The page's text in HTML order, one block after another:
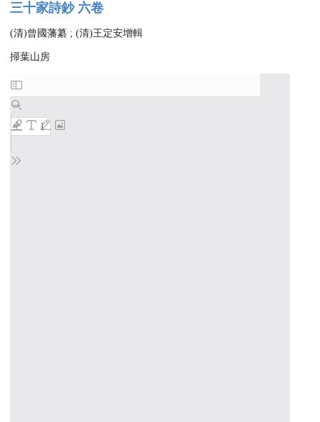
三十家詩鈔 六卷
(清)曾國藩纂 ; (清)王定安增輯
掃葉山房